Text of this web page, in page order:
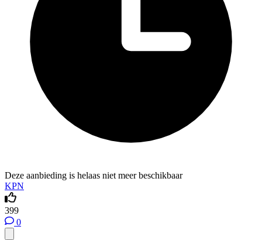
Deze aanbieding is helaas niet meer beschikbaar
KPN
399
0